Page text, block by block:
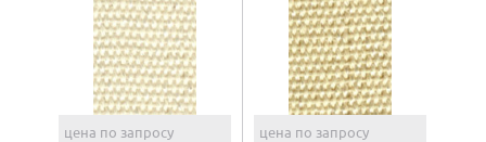
цена по запросу цена по запросу